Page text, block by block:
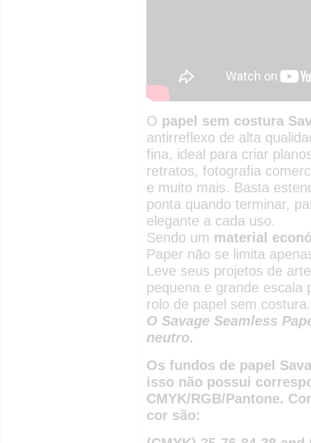
O papel sem costura
antirreflexo de alta
fina, ideal para criar
retratos, fotografia
e muito mais. Basta
ponta quando terminar,
elegante a cada uso.
Sendo um material
Paper não se limita
Leve seus projetos de
pequena e grande escala
rolo de papel sem costura.
O Savage Seamless
neutro.
Os fundos de papel
isso não possui
CMYK/RGB/Pantone.
cor são: